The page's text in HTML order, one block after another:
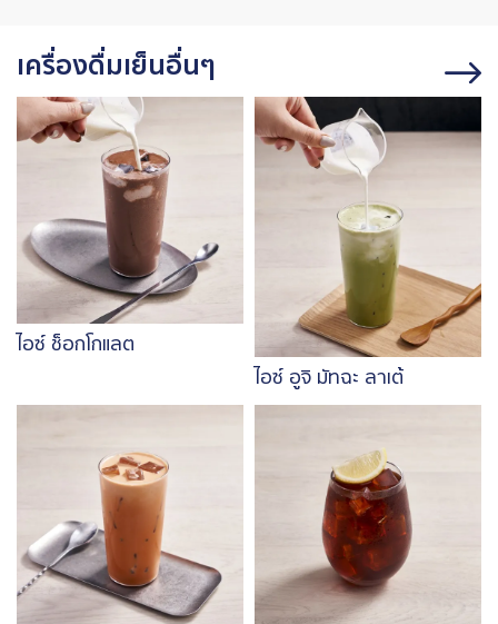
เครื่องดื่มเย็นอื่นๆ
Image
ไอซ์ ช็อกโกแลต
Image
ไอซ์ อูจิ มัทฉะ ลาเต้